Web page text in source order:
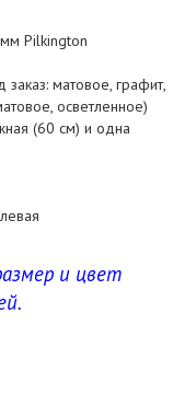
Pilkington
матовое, графит,
осветленное)
(60 см) и одна
и цвет